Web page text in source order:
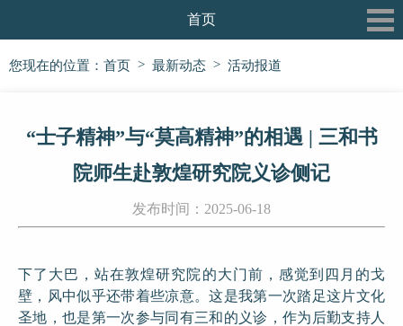
首页
关于我们
三和书院
三和论坛
三和公益行
党建专栏
您现在的位置： 首页 > 最新动态 > 活动报道
“士子精神”与“莫高精神”的相遇 | 三和书
院师生赴敦煌研究院义诊侧记
发布时间：2025-06-18
下了大巴，站在敦煌研究院的大门前，感觉到四月的戈
壁，风中似乎还带着些凉意。这是我第一次踏足这片文化
圣地，也是第一次参与同有三和的义诊，作为后勤支持人